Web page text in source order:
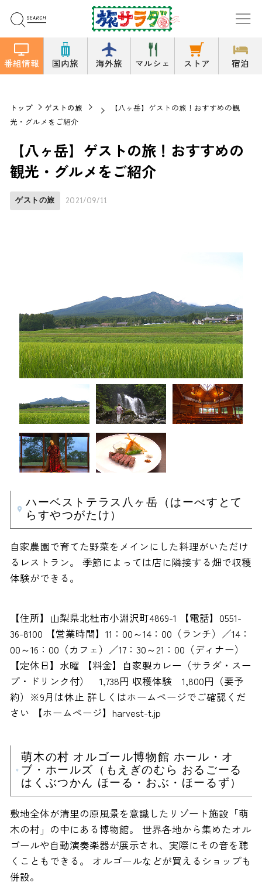
番組情報 国内旅 海外旅 マルシェ ストア 宿泊
トップ ゲストの旅
【八ヶ岳】ゲストの旅！おすすめの観
光・グルメをご紹介
【八ヶ岳】ゲストの旅！おすすめの
観光・グルメをご紹介
ゲストの旅 2021/09/11
ハーベストテラス八ヶ岳（はーべすとて
らすやつがたけ）
自家農園で育てた野菜をメインにした料理がいただけ
るレストラン。 季節によっては店に隣接する畑で収穫
体験ができる。
【住所】山梨県北杜市小淵沢町4869-1 【電話】0551-
36-8100 【営業時間】11：00～14：00（ランチ）／14：
00～16：00（カフェ）／17：30～21：00（ディナー）
【定休日】水曜 【料金】自家製カレー（サラダ・スー
プ・ドリンク付） 1,738円 収穫体験 1,800円（要予
約）※9月は休止 詳しくはホームページでご確認くだ
さい 【ホームページ】harvest-t.jp
萌木の村 オルゴール博物館 ホール・オ
ブ・ホールズ（もえぎのむら おるごーる
はくぶつかん ほーる・おぶ・ほーるず）
敷地全体が清里の原風景を意識したリゾート施設「萌
木の村」の中にある博物館。 世界各地から集めたオル
ゴールや自動演奏楽器が展示され、実際にその音を聴
くこともできる。 オルゴールなどが買えるショップも
併設。